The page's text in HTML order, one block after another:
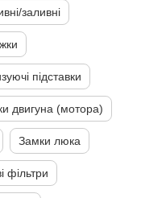
заливні
підставки
двигуна (мотора)
Замки люка
фільтри